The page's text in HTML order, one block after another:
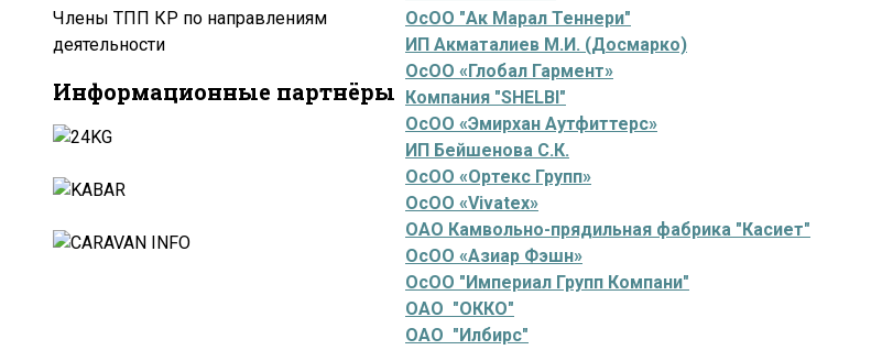
Члены ТПП КР по направлениям
деятельности
Информационные партнёры
ОсОО "Ак Марал Теннери"
ИП Акматалиев М.И. (Досмарко)
ОсОО «Глобал Гармент»
Компания "SHELBI"
ОсОО «Эмирхан Аутфиттерс»
ИП Бейшенова С.К.
ОсОО «Ортекс Групп»
ОсОО «Vivatex»
ОАО Камвольно-прядильная фабрика "Касиет"
ОсОО «Азиар Фэшн»
ОсОО "Империал Групп Компани"
ОАО "ОККО"
ОАО "Илбирс"